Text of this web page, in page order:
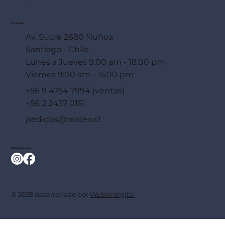
Dirección
Av. Sucre 2680 Ñuñoa
Santiago - Chile
Lunes a Jueves 9:00 am - 18:00 pm
Viernes 9:00 am - 15:00 pm
+56 9 4754 7994 (ventas)
+56 2 2437 0151
pedidos@reideo.cl
Redes Sociales
© 2025 desarrollado por Weblerdigital